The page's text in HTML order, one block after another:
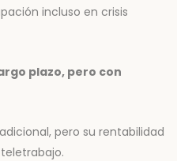
incluso en crisis
plazo, pero con
pero su rentabilidad